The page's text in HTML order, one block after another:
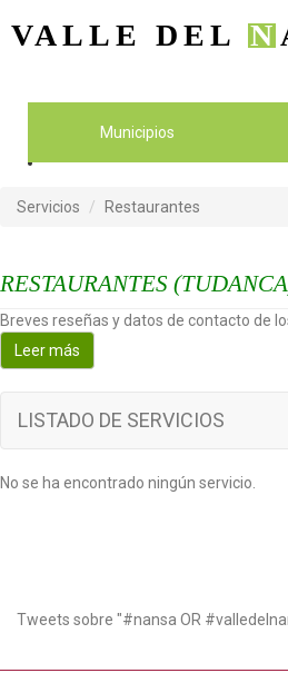
VALLE DEL N
Municipios
Servicios Restaurantes
RESTAURANTES
Breves reseñas y datos de contacto de
Leer más
LISTADO DE SERVICIOS
No se ha encontrado ningún servicio.
Tweets sobre "#nansa OR